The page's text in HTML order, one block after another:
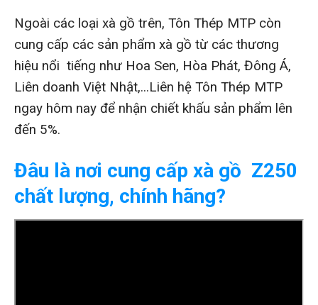
Ngoài các loại xà gồ trên, Tôn Thép MTP còn
cung cấp các sản phẩm xà gồ từ các thương
hiệu nổi tiếng như Hoa Sen, Hòa Phát, Đông Á,
Liên doanh Việt Nhật,...Liên hệ Tôn Thép MTP
ngay hôm nay để nhận chiết khấu sản phẩm lên
đến 5%.
Đâu là nơi cung cấp xà gồ Z250
chất lượng, chính hãng?